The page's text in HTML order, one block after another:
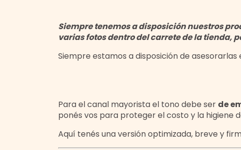
Siempre tenemos a disposición nuestros
varias fotos dentro del carrete de la tienda,
Siempre estamos a disposición de
Para el canal mayorista el tono debe ser de
ponés vos para proteger el costo y la higiene
Aquí tenés una versión optimizada, breve y